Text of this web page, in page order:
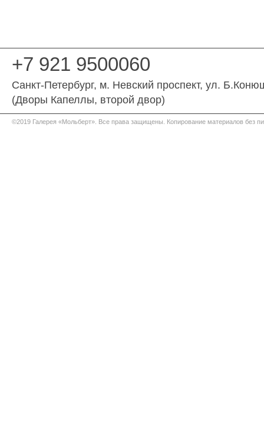
+7 921 9500060
Санкт-Петербург, м. Невский проспект, ул.
(Дворы Капеллы, второй двор)
©2019 Галерея «Мольберт». Все права защищены. Копирование материалов без